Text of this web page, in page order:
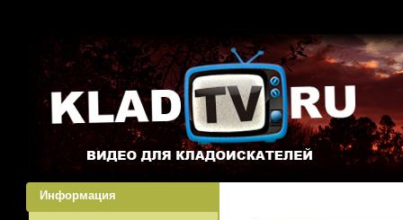
Информация